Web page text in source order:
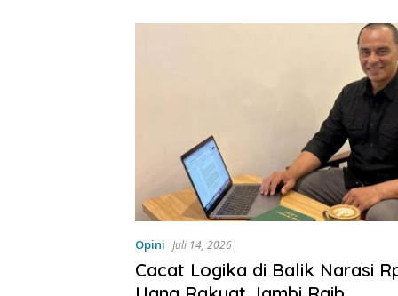
Opini Juli 14, 2026
Cacat Logika di Balik Narasi